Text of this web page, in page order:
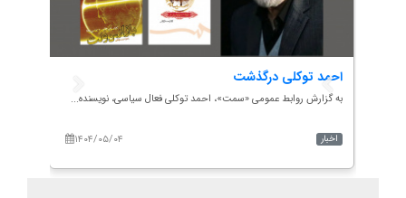
احمد توکلی درگذشت
به گزارش روابط عمومی «سمت»، احمد توکلی فعال سیاسی، نویسنده...
۱۴۰۴/۰۵/۰۴ اخبار